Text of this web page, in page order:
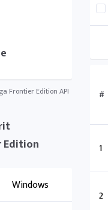
Frontier Edition API
Edition
Windows
#
1
2